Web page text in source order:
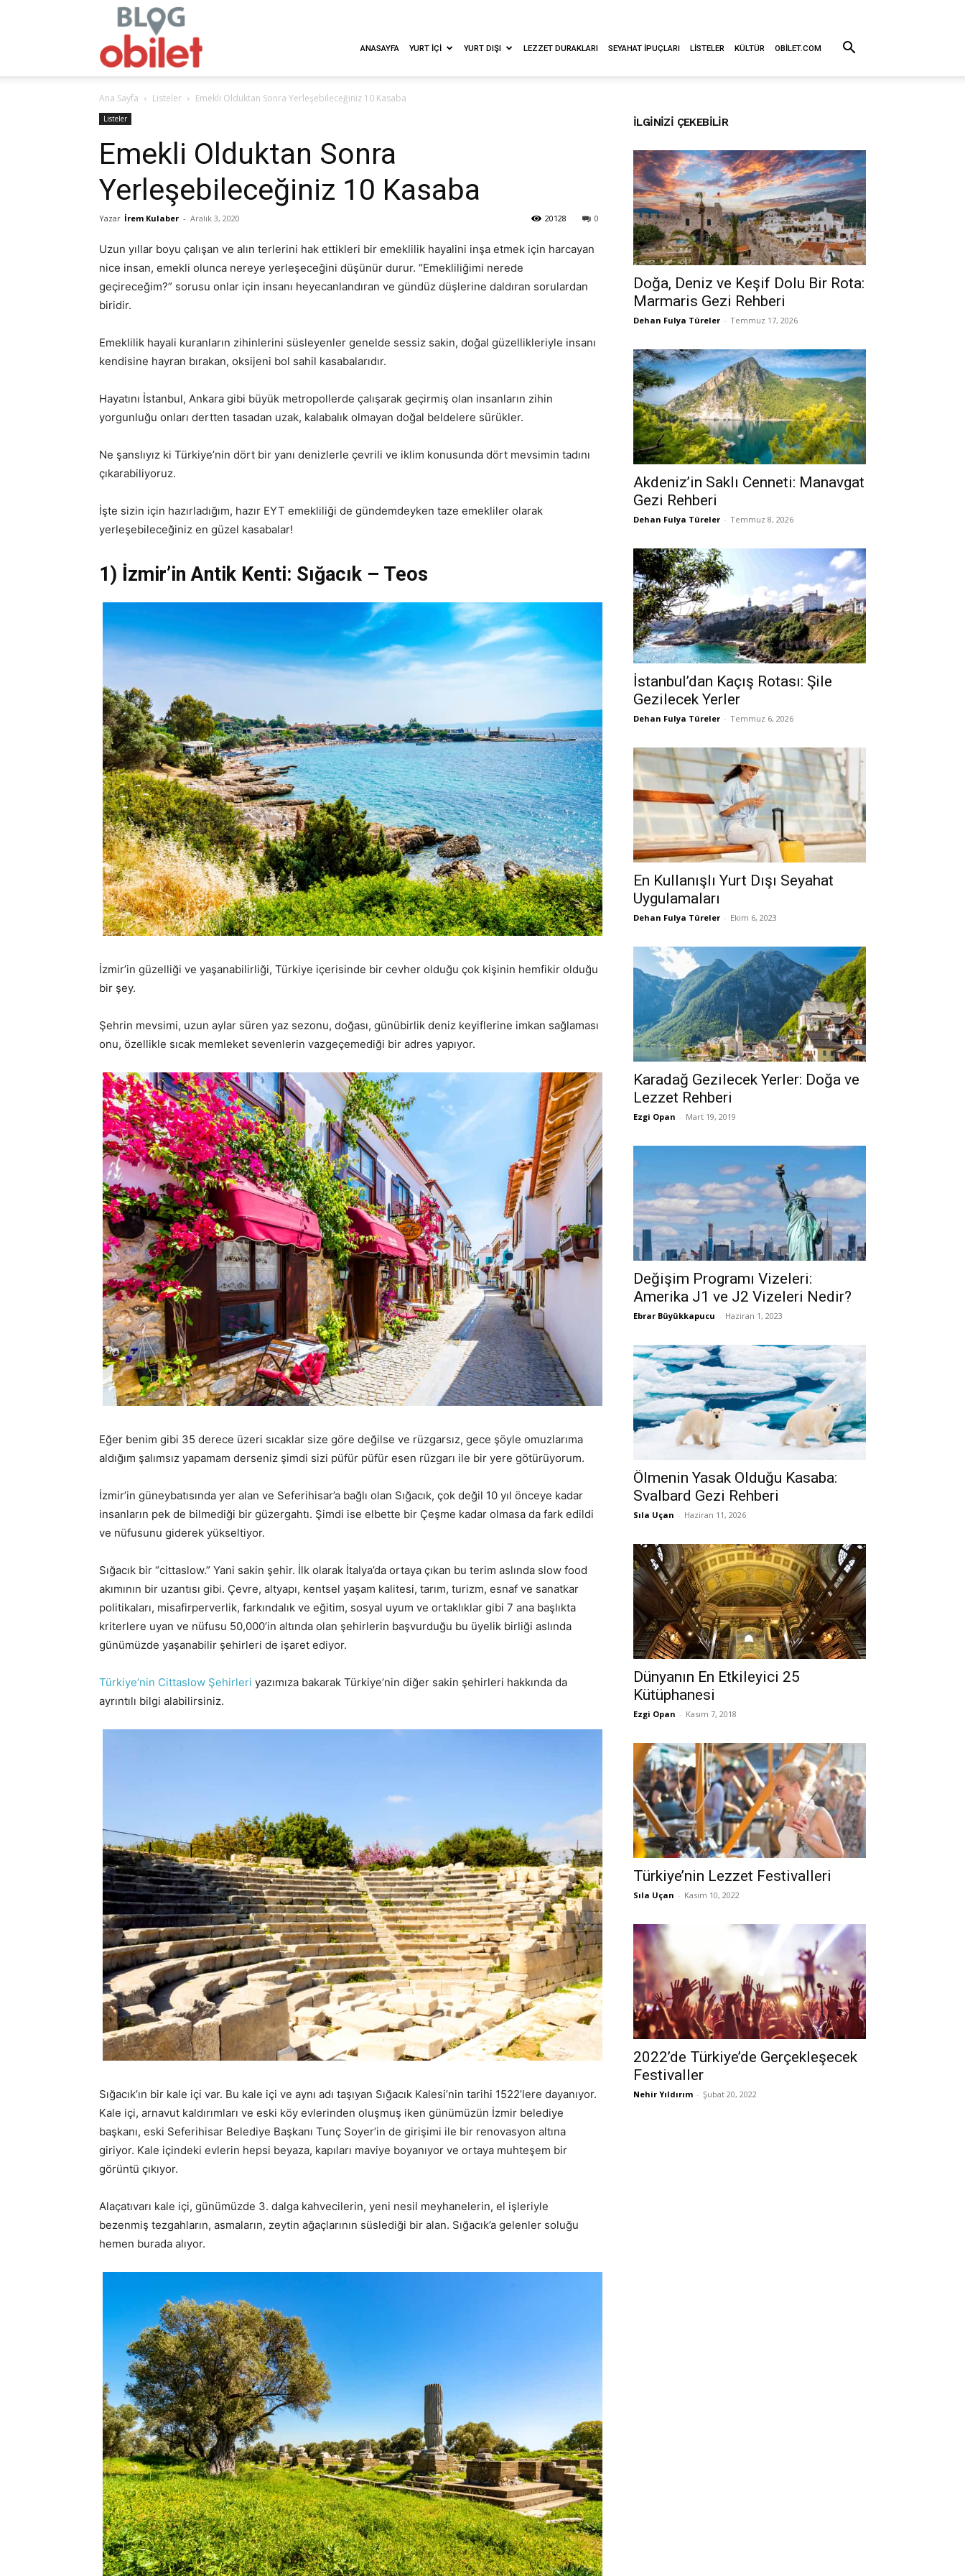
Blog
ANASAYFA YURT İÇI YURT DIŞI LEZZET DURAKLARI SEYAHAT İPUÇLARI LISTELER KÜLTÜR OBILET.COM
Ana Sayfa Listeler Emekli Olduktan Sonra Yerleşebileceğiniz 10 Kasaba
Listeler
Emekli Olduktan Sonra
Yerleşebileceğiniz 10 Kasaba
Yazar İrem Kulaber - Aralık 3, 2020 0
20128
Uzun yıllar boyu çalışan ve alın terlerini hak ettikleri bir emeklilik hayalini inşa etmek için harcayan
nice insan, emekli olunca nereye yerleşeceğini düşünür durur. “Emekliliğimi nerede
geçireceğim?” sorusu onlar için insanı heyecanlandıran ve gündüz düşlerine daldıran sorulardan
biridir.
Emeklilik hayali kuranların zihinlerini süsleyenler genelde sessiz sakin, doğal güzellikleriyle insanı
kendisine hayran bırakan, oksijeni bol sahil kasabalarıdır.
Hayatını İstanbul, Ankara gibi büyük metropollerde çalışarak geçirmiş olan insanların zihin
yorgunluğu onları dertten tasadan uzak, kalabalık olmayan doğal beldelere sürükler.
Ne şanslıyız ki Türkiye’nin dört bir yanı denizlerle çevrili ve iklim konusunda dört mevsimin tadını
çıkarabiliyoruz.
İşte sizin için hazırladığım, hazır EYT emekliliği de gündemdeyken taze emekliler olarak
yerleşebileceğiniz en güzel kasabalar!
1) İzmir’in Antik Kenti: Sığacık – Teos
İzmir’in güzelliği ve yaşanabilirliği, Türkiye içerisinde bir cevher olduğu çok kişinin hemfikir olduğu
bir şey.
Şehrin mevsimi, uzun aylar süren yaz sezonu, doğası, günübirlik deniz keyiflerine imkan sağlaması
onu, özellikle sıcak memleket sevenlerin vazgeçemediği bir adres yapıyor.
Eğer benim gibi 35 derece üzeri sıcaklar size göre değilse ve rüzgarsız, gece şöyle omuzlarıma
aldığım şalımsız yapamam derseniz şimdi sizi püfür püfür esen rüzgarı ile bir yere götürüyorum.
İzmir’in güneybatısında yer alan ve Seferihisar’a bağlı olan Sığacık, çok değil 10 yıl önceye kadar
insanların pek de bilmediği bir güzergahtı. Şimdi ise elbette bir Çeşme kadar olmasa da fark edildi
ve nüfusunu giderek yükseltiyor.
Sığacık bir “cittaslow.” Yani sakin şehir. İlk olarak İtalya’da ortaya çıkan bu terim aslında slow food
akımının bir uzantısı gibi. Çevre, altyapı, kentsel yaşam kalitesi, tarım, turizm, esnaf ve sanatkar
politikaları, misafirperverlik, farkındalık ve eğitim, sosyal uyum ve ortaklıklar gibi 7 ana başlıkta
kriterlere uyan ve nüfusu 50,000’in altında olan şehirlerin başvurduğu bu üyelik birliği aslında
günümüzde yaşanabilir şehirleri de işaret ediyor.
Türkiye’nin Cittaslow Şehirleri yazımıza bakarak Türkiye’nin diğer sakin şehirleri hakkında da
ayrıntılı bilgi alabilirsiniz.
Sığacık’ın bir kale içi var. Bu kale içi ve aynı adı taşıyan Sığacık Kalesi’nin tarihi 1522’lere dayanıyor.
Kale içi, arnavut kaldırımları ve eski köy evlerinden oluşmuş iken günümüzün İzmir belediye
başkanı, eski Seferihisar Belediye Başkanı Tunç Soyer’in de girişimi ile bir renovasyon altına
giriyor. Kale içindeki evlerin hepsi beyaza, kapıları maviye boyanıyor ve ortaya muhteşem bir
görüntü çıkıyor.
Alaçatıvarı kale içi, günümüzde 3. dalga kahvecilerin, yeni nesil meyhanelerin, el işleriyle
bezenmiş tezgahların, asmaların, zeytin ağaçlarının süslediği bir alan. Sığacık’a gelenler soluğu
hemen burada alıyor.
İLGINIZI ÇEKEBILIR
Doğa, Deniz ve Keşif Dolu Bir Rota:
Marmaris Gezi Rehberi
Dehan Fulya Türeler - Temmuz 17, 2026
Akdeniz’in Saklı Cenneti: Manavgat
Gezi Rehberi
Dehan Fulya Türeler - Temmuz 8, 2026
İstanbul’dan Kaçış Rotası: Şile
Gezilecek Yerler
Dehan Fulya Türeler - Temmuz 6, 2026
En Kullanışlı Yurt Dışı Seyahat
Uygulamaları
Dehan Fulya Türeler - Ekim 6, 2023
Karadağ Gezilecek Yerler: Doğa ve
Lezzet Rehberi
Ezgi Opan - Mart 19, 2019
Değişim Programı Vizeleri:
Amerika J1 ve J2 Vizeleri Nedir?
Ebrar Büyükkapucu - Haziran 1, 2023
Ölmenin Yasak Olduğu Kasaba:
Svalbard Gezi Rehberi
Sıla Uçan - Haziran 11, 2026
Dünyanın En Etkileyici 25
Kütüphanesi
Ezgi Opan - Kasım 7, 2018
Türkiye’nin Lezzet Festivalleri
Sıla Uçan - Kasım 10, 2022
2022’de Türkiye’de Gerçekleşecek
Festivaller
Nehir Yıldırım - Şubat 20, 2022